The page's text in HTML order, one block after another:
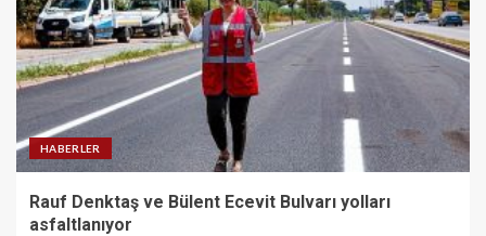
HABERLER
Rauf Denktaş ve Bülent Ecevit Bulvarı yolları
asfaltlanıyor